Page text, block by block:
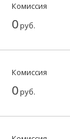
Комиссия
0руб.
Комиссия
0руб.